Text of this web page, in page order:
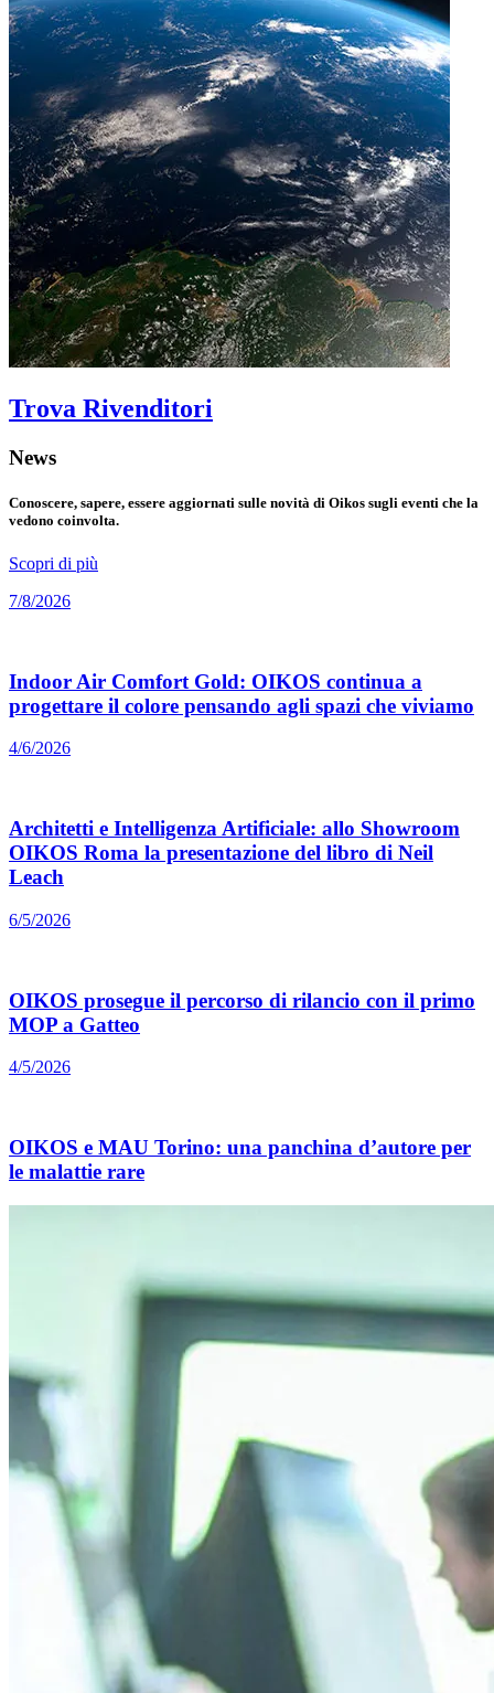
Trova Rivenditori
News
Conoscere, sapere, essere aggiornati sulle novità di Oikos sugli eventi che la
vedono coinvolta.
Scopri di più
7/8/2026
Indoor Air Comfort Gold: OIKOS continua a
progettare il colore pensando agli spazi che viviamo
4/6/2026
Architetti e Intelligenza Artificiale: allo Showroom
OIKOS Roma la presentazione del libro di Neil
Leach
6/5/2026
OIKOS prosegue il percorso di rilancio con il primo
MOP a Gatteo
4/5/2026
OIKOS e MAU Torino: una panchina d’autore per
le malattie rare